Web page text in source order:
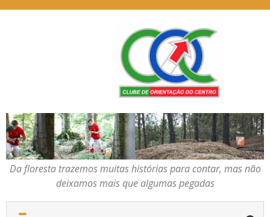
COC – CLUBE DE
ORIENTAÇÃO DO
CENTRO
Da floresta trazemos
muitas histórias para
contar, mas não deixamos
mais que algumas
pegadas
Da floresta trazemos muitas histórias para contar, mas não
deixamos mais que algumas pegadas